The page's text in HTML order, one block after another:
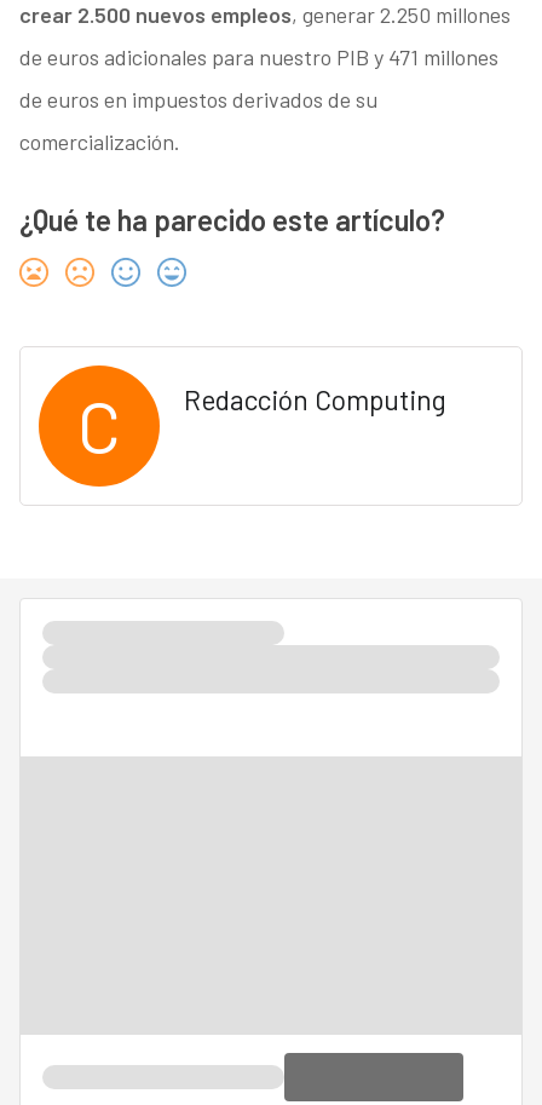
crear 2.500 nuevos empleos, generar 2.250 millones
de euros adicionales para nuestro PIB y 471 millones
de euros en impuestos derivados de su
comercialización.
¿Qué te ha parecido este artículo?
C Redacción Computing